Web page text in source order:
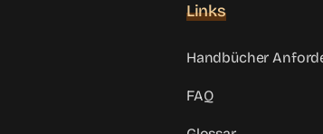
Links
Handbücher
FAQ